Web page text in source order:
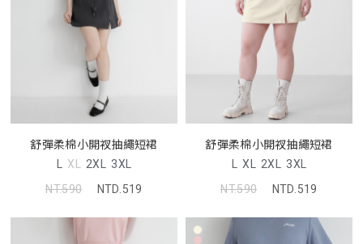
舒彈柔棉小開衩抽繩短裙
L XL 2XL 3XL
NT.590
NTD.519
舒彈柔棉小開衩抽繩短裙
L XL 2XL 3XL
NT.590
NTD.519